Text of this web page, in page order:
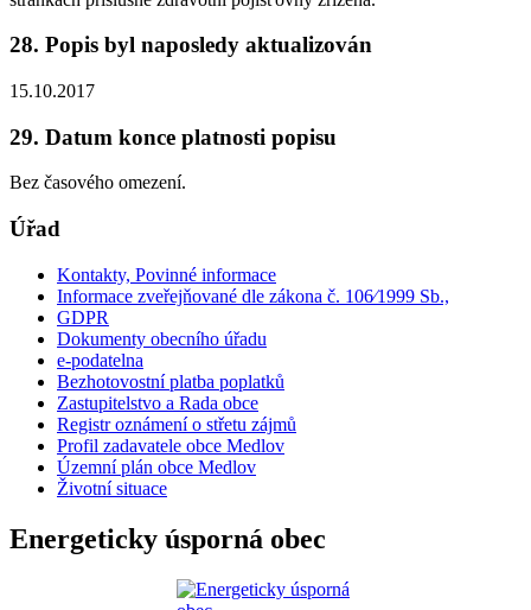
28. Popis byl naposledy aktualizován
15.10.2017
29. Datum konce platnosti popisu
Bez časového omezení.
Úřad
Kontakty, Povinné informace
Informace zveřejňované dle zákona č. 106⁄1999 Sb.,
GDPR
Dokumenty obecního úřadu
e-podatelna
Bezhotovostní platba poplatků
Zastupitelstvo a Rada obce
Registr oznámení o střetu zájmů
Profil zadavatele obce Medlov
Územní plán obce Medlov
Životní situace
Energeticky úsporná obec